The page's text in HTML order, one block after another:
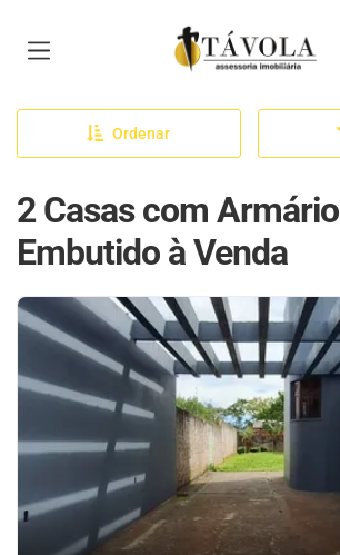
Página inicial
Ordenar
2 Casas com Armário
Embutido à Venda